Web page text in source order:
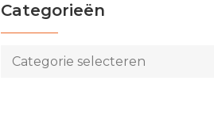
Categorieën
Categorieën